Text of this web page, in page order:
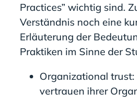
Practices” wichtig sind.
Verständnis noch eine
Erläuterung der
Praktiken im Sinne der
Organizational
vertrauen ihrer